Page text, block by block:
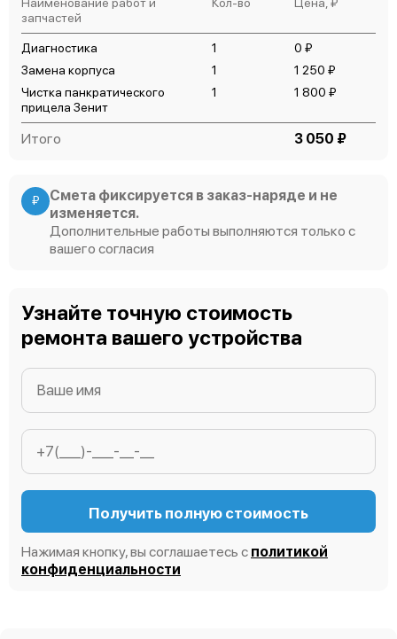
запчастей
Диагностика 1
0 ₽
Замена корпуса
1
1 250 ₽
Чистка панкратического
прицела Зенит
1 1 800 ₽
Итого 3 050 ₽
₽
Смета фиксируется в заказ-наряде и не
изменяется.
Дополнительные работы выполняются только с
вашего согласия
Узнайте точную стоимость
ремонта вашего устройства
Получить полную стоимость
Нажимая кнопку, вы соглашаетесь с политикой
конфиденциальности